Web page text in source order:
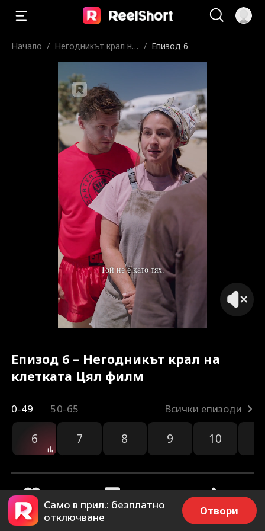
Начало / Негодникът крал на
/ Епизод 6
Той не е като тях.
Епизод 6 – Негодникът крал на
клетката Цял филм
0-49 50-65 Всички епизоди
6 7 8 9 10
28 1.4k Споделяне
Само в прил.: безплатно
отключване
Отвори